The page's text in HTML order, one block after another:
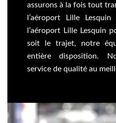
assurons à la fois tout
l’aéroport Lille
l’aéroport Lille Lesquin
soit le trajet, notre
entière disposition.
service de qualité au